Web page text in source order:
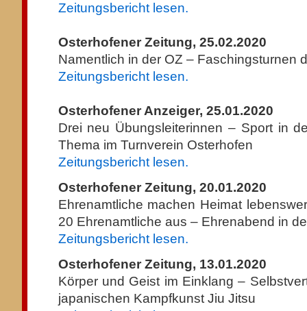
Zeitungsbericht lesen.
Osterhofener Zeitung, 25.02.2020
Namentlich in der OZ – Faschingsturnen
Zeitungsbericht lesen.
Osterhofener Anzeiger, 25.01.2020
Drei neu Übungsleiterinnen – Sport in
Thema im Turnverein Osterhofen
Zeitungsbericht lesen.
Osterhofener Zeitung, 20.01.2020
Ehrenamtliche machen Heimat
20 Ehrenamtliche aus – Ehrenabend in
Zeitungsbericht lesen.
Osterhofener Zeitung, 13.01.2020
Körper und Geist im Einklang –
japanischen Kampfkunst Jiu Jitsu